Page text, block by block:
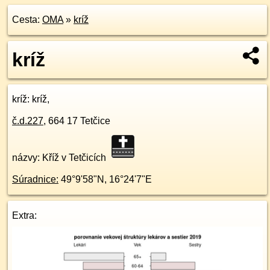
Cesta: OMA» kríž
kríž
kríž: kríž,
č.d.227, 664 17 Tetčice
názvy: Kříž v Tetčicích
Súradnice: 49°9'58"N , 16°24'7"E
Extra: